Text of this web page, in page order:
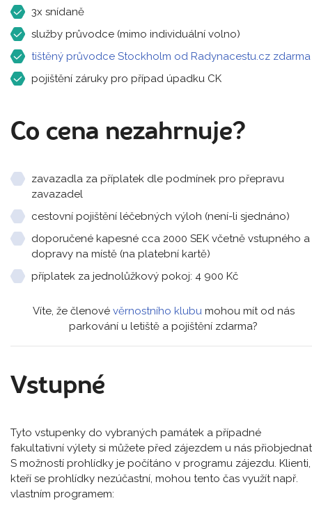
3x snídaně
služby průvodce (mimo individuální volno)
tištěný průvodce Stockholm od Radynacestu.cz zdarma
pojištění záruky pro případ úpadku CK
Co cena nezahrnuje?
zavazadla za příplatek dle podmínek pro přepravu
zavazadel
cestovní pojištění léčebných výloh (není-li sjednáno)
doporučené kapesné cca 2000 SEK včetně vstupného a
dopravy na místě (na platební kartě)
příplatek za jednolůžkový pokoj: 4 900 Kč
Víte, že členové věrnostního klubu mohou mít od nás
parkování u letiště a pojištění zdarma?
Vstupné
Tyto vstupenky do vybraných památek a případné
fakultativní výlety si můžete před zájezdem u nás
S možností prohlídky je počítáno v programu zájezdu. Klienti,
kteří se prohlídky nezúčastní, mohou tento čas využít např.
vlastním programem: